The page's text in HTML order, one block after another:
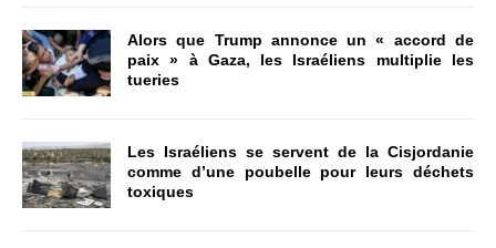
Alors que Trump annonce un « accord de
paix » à Gaza, les Israéliens multiplie les
tueries
Les Israéliens se servent de la Cisjordanie
comme d’une poubelle pour leurs déchets
toxiques